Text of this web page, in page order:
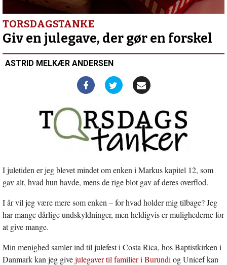
TORSDAGSTANKE
Giv en julegave, der gør en forskel
ASTRID MELKÆR ANDERSEN
I juletiden er jeg blevet mindet om enken i Markus kapitel 12, som
gav alt, hvad hun havde, mens de rige blot gav af deres overflod.
I år vil jeg være mere som enken – for hvad holder mig tilbage? Jeg
har mange dårlige undskyldninger, men heldigvis er mulighederne for
at give mange.
Min menighed samler ind til julefest i Costa Rica, hos Baptistkirken i
Danmark kan jeg givejulegaver til familier i Burundi og Unicef kan